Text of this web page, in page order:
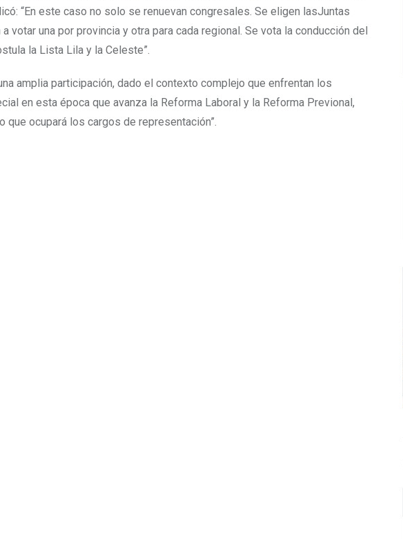
“En este caso no solo se renuevan congresales. Se eligen lasJuntas
votar una por provincia y otra para cada regional. Se vota la conducción del
la Lista Lila y la Celeste”.
amplia participación, dado el contexto complejo que enfrentan los
en esta época que avanza la Reforma Laboral y la Reforma Prevional,
ocupará los cargos de representación”.